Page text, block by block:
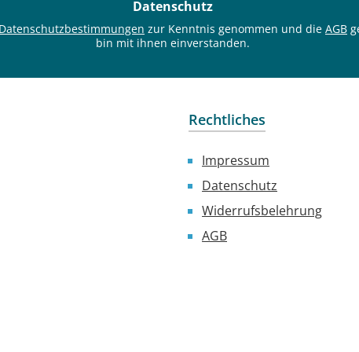
Datenschutz
Datenschutzbestimmungen zur Kenntnis genommen und die AGB
bin mit ihnen einverstanden.
Rechtliches
Impressum
Datenschutz
Widerrufsbelehrung
AGB